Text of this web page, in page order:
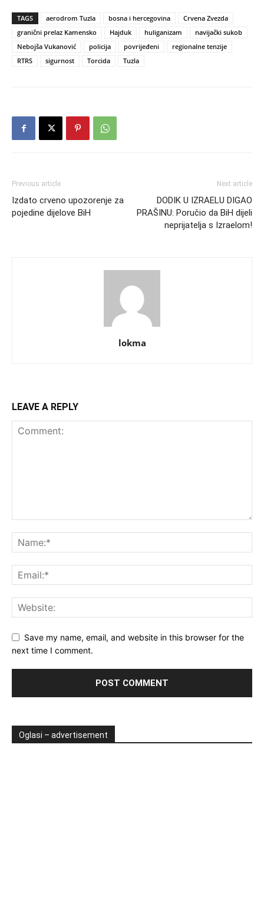
TAGS aerodrom Tuzla bosna i hercegovina
Crvena Zvezda
granični prelaz Kamensko
Hajduk huliganizam
navijački sukob
Nebojša Vukanović
policija povrijeđeni
regionalne tenzije
RTRS
sigurnost Torcida Tuzla
Previous article
Izdato crveno upozorenje za
pojedine dijelove BiH
Next article
DODIK U IZRAELU DIGAO
PRAŠINU: Poručio da BiH dijeli
neprijatelja s Izraelom!
lokma
LEAVE A REPLY
Save my name, email, and website in this browser for the
next time I comment.
Oglasi – advertisement